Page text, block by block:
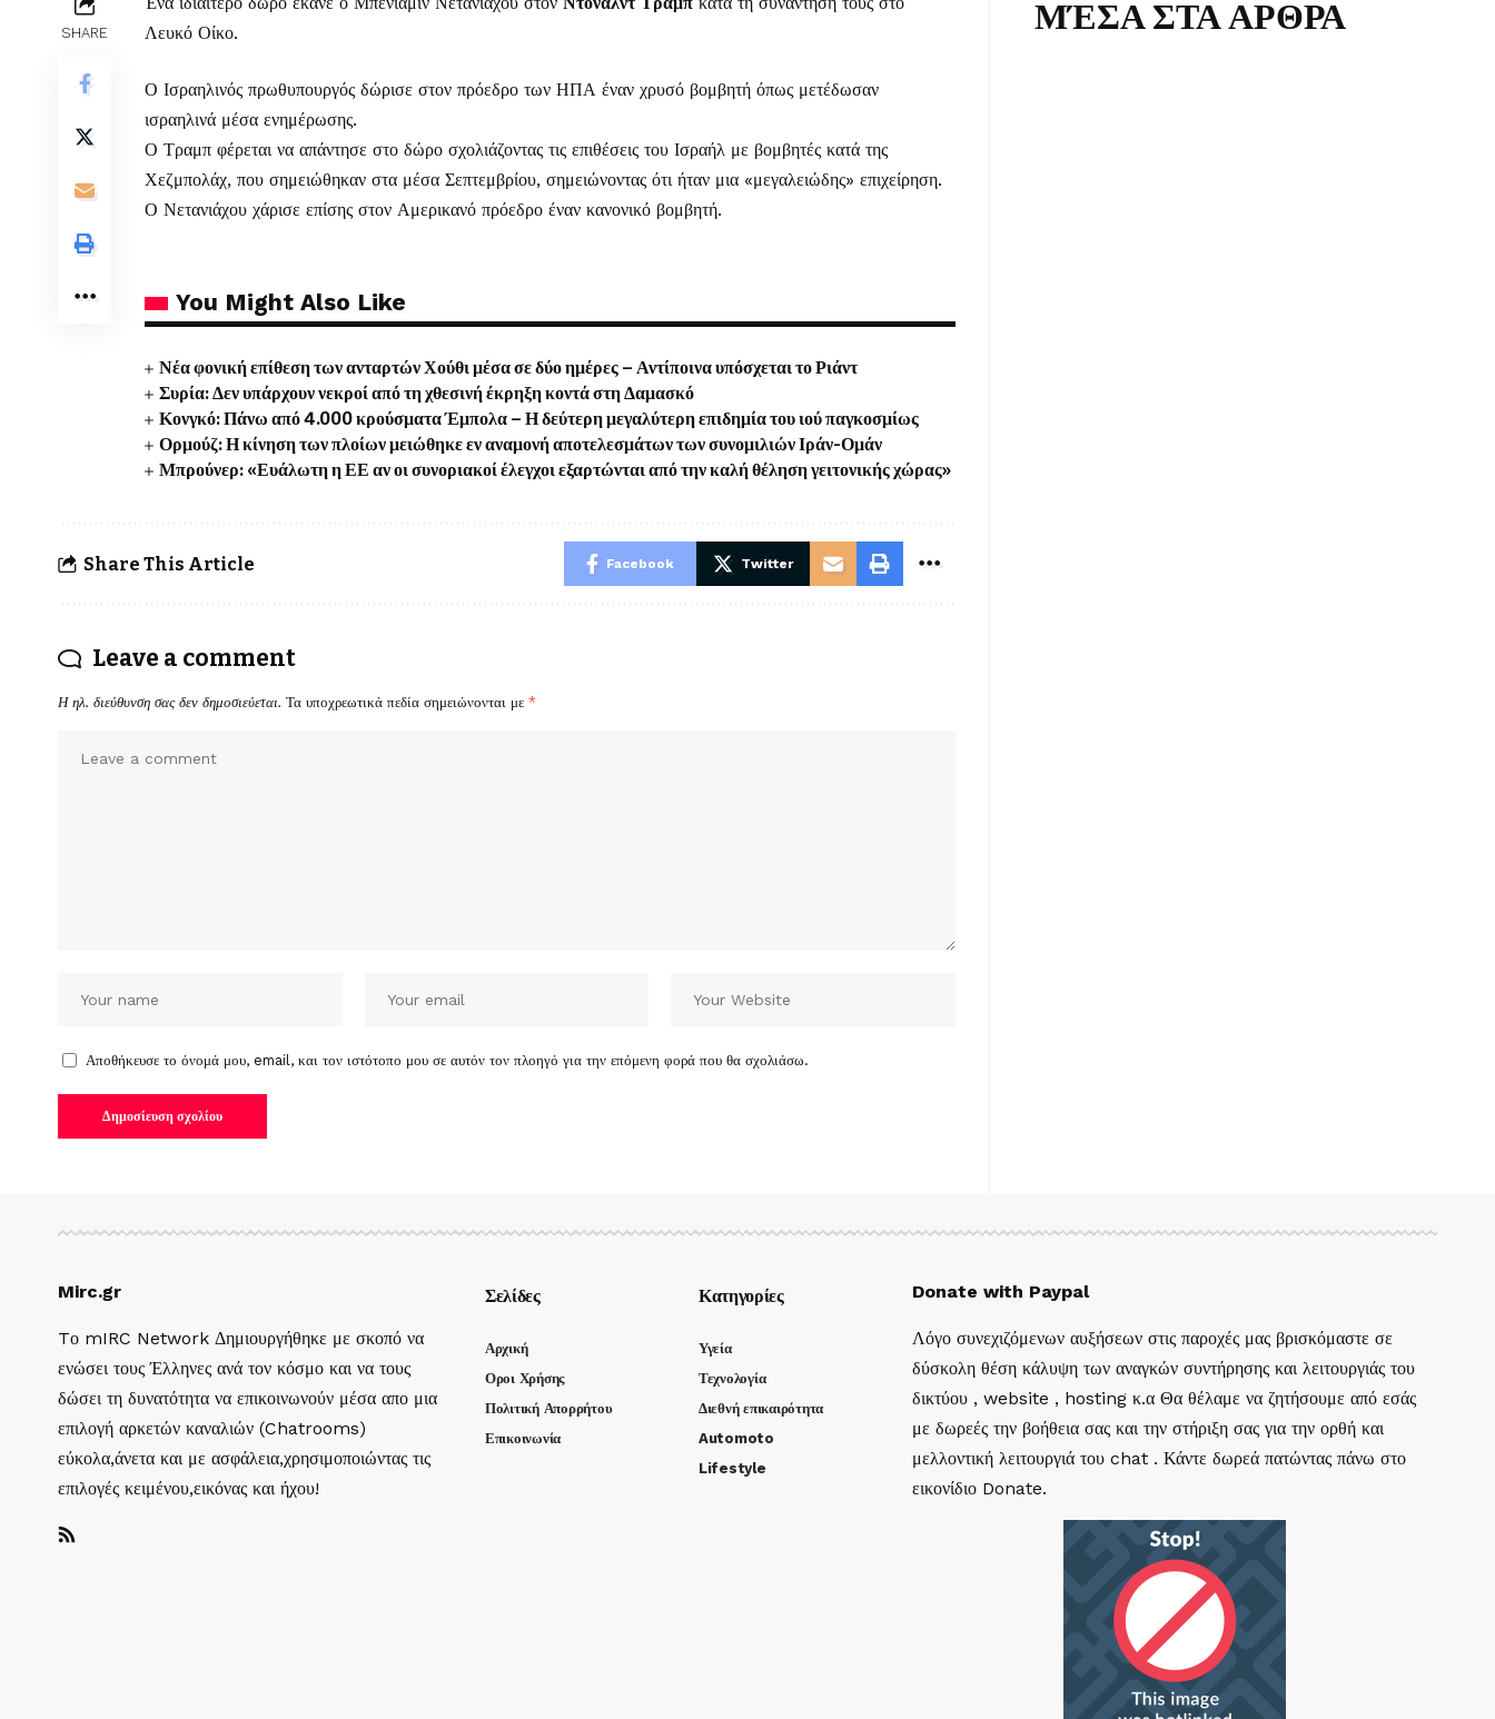
SHARE
Λευκό Οίκο.
Ο Ισραηλινός πρωθυπουργός δώρισε στον πρόεδρο των ΗΠΑ έναν χρυσό βομβητή όπως μετέδωσαν
ισραηλινά μέσα ενημέρωσης.
Ο Τραμπ φέρεται να απάντησε στο δώρο σχολιάζοντας τις επιθέσεις του Ισραήλ με βομβητές κατά της
Χεζμπολάχ, που σημειώθηκαν στα μέσα Σεπτεμβρίου, σημειώνοντας ότι ήταν μια «μεγαλειώδης» επιχείρηση.
Ο Νετανιάχου χάρισε επίσης στον Αμερικανό πρόεδρο έναν κανονικό βομβητή.
You Might Also Like
Νέα φονική επίθεση των ανταρτών Χούθι μέσα σε δύο ημέρες – Αντίποινα υπόσχεται το Ριάντ
Συρία: Δεν υπάρχουν νεκροί από τη χθεσινή έκρηξη κοντά στη Δαμασκό
Κονγκό: Πάνω από 4.000 κρούσματα Έμπολα – Η δεύτερη μεγαλύτερη επιδημία του ιού παγκοσμίως
Ορμούζ: Η κίνηση των πλοίων μειώθηκε εν αναμονή αποτελεσμάτων των συνομιλιών Ιράν-Ομάν
Μπρούνερ: «Ευάλωτη η ΕΕ αν οι συνοριακοί έλεγχοι εξαρτώνται από την καλή θέληση γειτονικής χώρας»
Share This Article Facebook Twitter
Leave a comment
Η ηλ. διεύθυνση σας δεν δημοσιεύεται. Τα υποχρεωτικά πεδία σημειώνονται με *
Αποθήκευσε το όνομά μου, email, και τον ιστότοπο μου σε αυτόν τον πλοηγό για την επόμενη φορά που θα σχολιάσω.
ΜΈΣΑ ΣΤΑ ΑΡΘΡΑ
Mirc.gr
Tο mIRC Network Δημιουργήθηκε με σκοπό να
ενώσει τους Έλληνες ανά τον κόσμο και να τους
δώσει τη δυνατότητα να επικοινωνούν μέσα απο μια
επιλογή αρκετών καναλιών (Chatrooms)
εύκολα,άνετα και με ασφάλεια,χρησιμοποιώντας τις
επιλογές κειμένου,εικόνας και ήχου!
Σελίδες
Αρχική
Οροι Χρήσης
Πολιτική Απορρήτου
Επικοινωνία
Κατηγορίες
Υγεία
Τεχνολογία
Διεθνή επικαιρότητα
Automoto
Lifestyle
Donate with Paypal
Λόγο συνεχιζόμενων αυξήσεων στις παροχές μας βρισκόμαστε σε
δύσκολη θέση κάλυψη των αναγκών συντήρησης και λειτουργιάς του
δικτύου , website , hosting κ.α Θα θέλαμε να ζητήσουμε από εσάς
με δωρεές την βοήθεια σας και την στήριξη σας για την ορθή και
μελλοντική λειτουργιά του chat . Κάντε δωρεά πατώντας πάνω στο
εικονίδιο Donate.